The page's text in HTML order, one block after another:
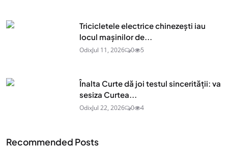
Tricicletele electrice chinezești iau
locul mașinilor de...
OdixJul 11, 2026 0 5
Înalta Curte dă joi testul sincerității: va
sesiza Curtea...
OdixJul 22, 2026 0 4
Recommended Posts